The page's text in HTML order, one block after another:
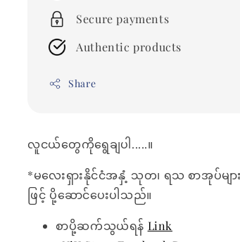
Secure payments
Authentic products
Share
လူငယ်တွေကိုရွေချပါ.....။
*မလေးရှားနိုင်ငံအနှံ့ သုတ၊ ရသ စာအုပ်မျာ
ဖြင့် ပို့ဆောင်ပေးပါသည်။
စာပို့ဆက်သွယ်ရန် Link